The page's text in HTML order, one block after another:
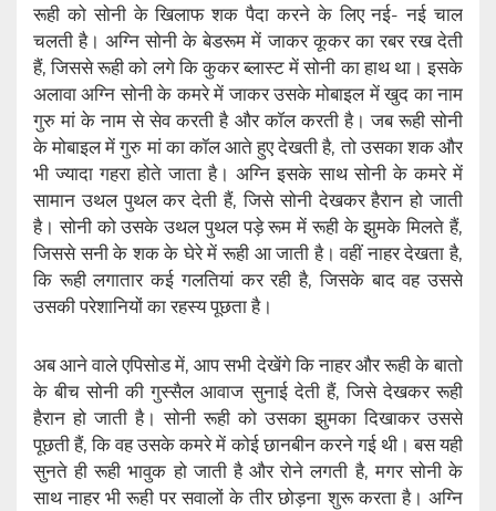
रूही को सोनी के खिलाफ शक पैदा करने के लिए नई- नई चाल
चलती है। अग्नि सोनी के बेडरूम में जाकर कूकर का रबर रख देती
हैं, जिससे रूही को लगे कि कुकर ब्लास्ट में सोनी का हाथ था। इसके
अलावा अग्नि सोनी के कमरे में जाकर उसके मोबाइल में खुद का नाम
गुरु मां के नाम से सेव करती है और कॉल करती है। जब रूही सोनी
के मोबाइल में गुरु मां का कॉल आते हुए देखती है, तो उसका शक और
भी ज्यादा गहरा होते जाता है। अग्नि इसके साथ सोनी के कमरे में
सामान उथल पुथल कर देती हैं, जिसे सोनी देखकर हैरान हो जाती
है। सोनी को उसके उथल पुथल पड़े रूम में रूही के झुमके मिलते हैं,
जिससे सनी के शक के घेरे में रूही आ जाती है। वहीं नाहर देखता है,
कि रूही लगातार कई गलतियां कर रही है, जिसके बाद वह उससे
उसकी परेशानियों का रहस्य पूछता है।
अब आने वाले एपिसोड में, आप सभी देखेंगे कि नाहर और रूही के बातो
के बीच सोनी की गुस्सैल आवाज सुनाई देती हैं, जिसे देखकर रूही
हैरान हो जाती है। सोनी रूही को उसका झुमका दिखाकर उससे
पूछती हैं, कि वह उसके कमरे में कोई छानबीन करने गई थी। बस यही
सुनते ही रूही भावुक हो जाती है और रोने लगती है, मगर सोनी के
साथ नाहर भी रूही पर सवालों के तीर छोड़ना शुरू करता है। अग्नि